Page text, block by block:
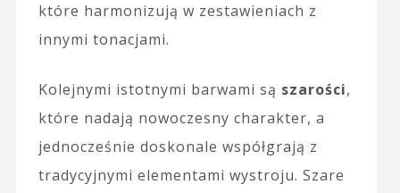
które harmonizują w zestawieniach z
innymi tonacjami.
Kolejnymi istotnymi barwami są szarości,
które nadają nowoczesny charakter, a
jednocześnie doskonale współgrają z
tradycyjnymi elementami wystroju. Szare